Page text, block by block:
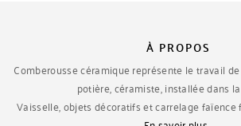
À PROPOS
Comberousse céramique représente le travail de
potière, céramiste, installée dans
Vaisselle, objets décoratifs et carrelage faïence